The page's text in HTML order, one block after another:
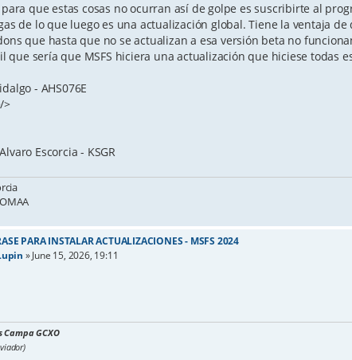
que estas cosas no ocurran así de golpe es suscribirte al
de lo que luego es una actualización global. Tiene la ventaja
que hasta que no se actualizan a esa versión beta no
que sería que MSFS hiciera una actualización que hiciese todas
- AHS076E
>
Escorcia - KSGR
PARA INSTALAR ACTUALIZACIONES - MSFS 2024
»June 15, 2026, 19:11
Campa GCXO